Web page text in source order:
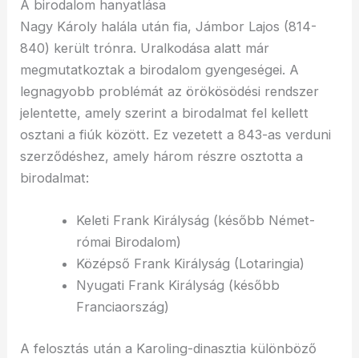
A birodalom hanyatlása
Nagy Károly halála után fia, Jámbor Lajos (814-
840) került trónra. Uralkodása alatt már
megmutatkoztak a birodalom gyengeségei. A
legnagyobb problémát az örökösödési rendszer
jelentette, amely szerint a birodalmat fel kellett
osztani a fiúk között. Ez vezetett a 843-as verduni
szerződéshez, amely három részre osztotta a
birodalmat:
Keleti Frank Királyság (később Német-
római Birodalom)
Középső Frank Királyság (Lotaringia)
Nyugati Frank Királyság (később
Franciaország)
A felosztás után a Karoling-dinasztia különböző